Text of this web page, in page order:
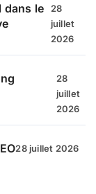
dans le
28
juillet
2026
28
juillet
2026
28 juillet 2026